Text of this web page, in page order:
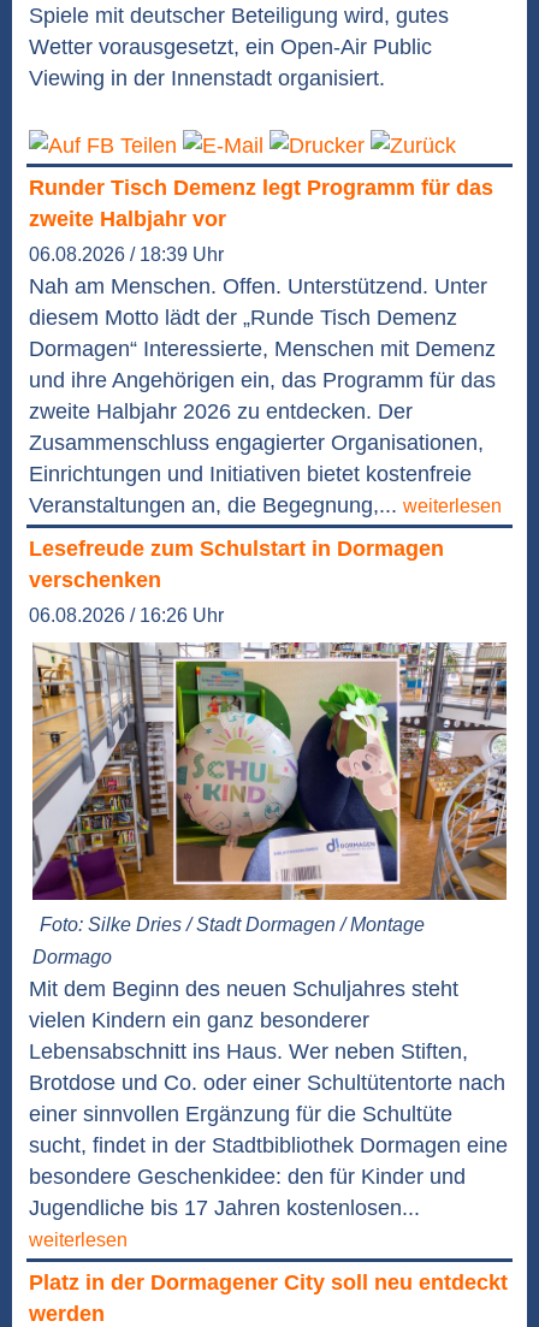
Spiele mit deutscher Beteiligung wird, gutes
Wetter vorausgesetzt, ein Open-Air Public
Viewing in der Innenstadt organisiert.
Runder Tisch Demenz legt Programm für das
zweite Halbjahr vor
06.08.2026 / 18:39 Uhr
Nah am Menschen. Offen. Unterstützend. Unter
diesem Motto lädt der „Runde Tisch Demenz
Dormagen“ Interessierte, Menschen mit Demenz
und ihre Angehörigen ein, das Programm für das
zweite Halbjahr 2026 zu entdecken. Der
Zusammenschluss engagierter Organisationen,
Einrichtungen und Initiativen bietet kostenfreie
Veranstaltungen an, die Begegnung,... weiterlesen
Lesefreude zum Schulstart in Dormagen
verschenken
06.08.2026 / 16:26 Uhr
Foto: Silke Dries / Stadt Dormagen / Montage
Dormago
Mit dem Beginn des neuen Schuljahres steht
vielen Kindern ein ganz besonderer
Lebensabschnitt ins Haus. Wer neben Stiften,
Brotdose und Co. oder einer Schultütentorte nach
einer sinnvollen Ergänzung für die Schultüte
sucht, findet in der Stadtbibliothek Dormagen eine
besondere Geschenkidee: den für Kinder und
Jugendliche bis 17 Jahren kostenlosen...
weiterlesen
Platz in der Dormagener City soll neu entdeckt
werden